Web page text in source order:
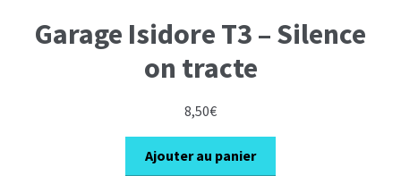
Garage Isidore T3 – Silence
on tracte
8,50€
Ajouter au panier